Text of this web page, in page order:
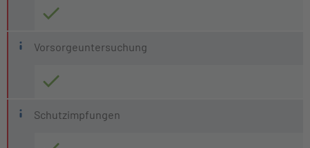
Vorsorgeuntersuchung
Schutzimpfungen